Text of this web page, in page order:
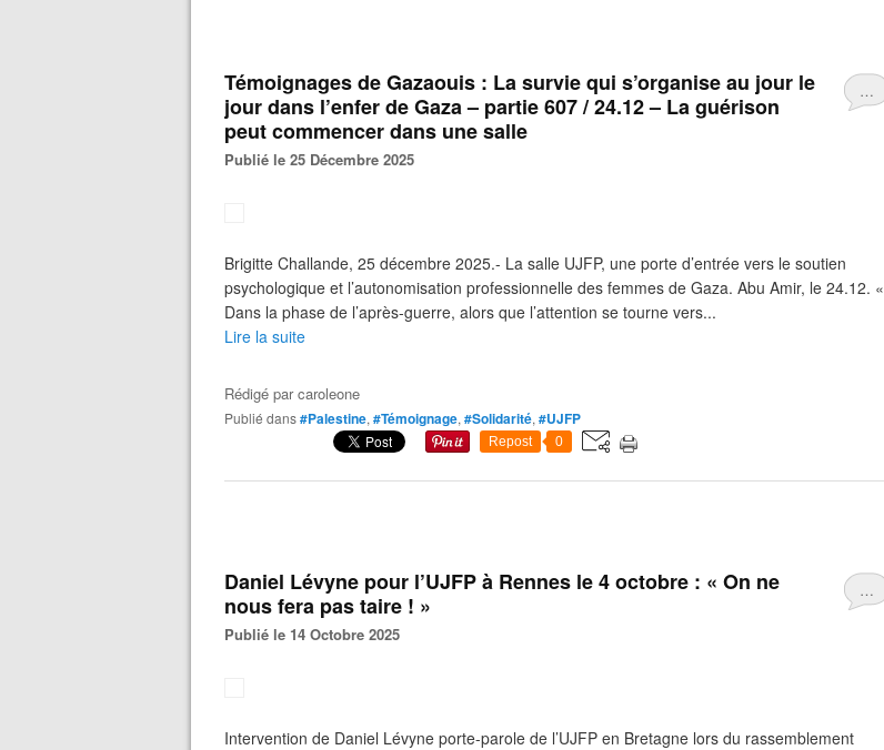
…
Témoignages de Gazaouis : La survie qui s’organise au jour le
jour dans l’enfer de Gaza – partie 607 / 24.12 – La guérison
peut commencer dans une salle
Publié le 25 Décembre 2025
Brigitte Challande, 25 décembre 2025.- La salle UJFP, une porte d’entrée vers le soutien
psychologique et l’autonomisation professionnelle des femmes de Gaza. Abu Amir, le 24.12. «
Dans la phase de l’après-guerre, alors que l’attention se tourne vers...
Lire la suite
Rédigé parcaroleone
Publié dans#Palestine, #Témoignage, #Solidarité, #UJFP
Repost 0
…
Daniel Lévyne pour l’UJFP à Rennes le 4 octobre : « On ne
nous fera pas taire ! »
Publié le 14 Octobre 2025
Intervention de Daniel Lévyne porte-parole de l’UJFP en Bretagne lors du rassemblement